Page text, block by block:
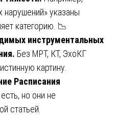
нарушений» указаны
категорию. 📉
инструментальных
Без МРТ, КТ, ЭхоКГ
картину.
Расписания
но они не
статьей.